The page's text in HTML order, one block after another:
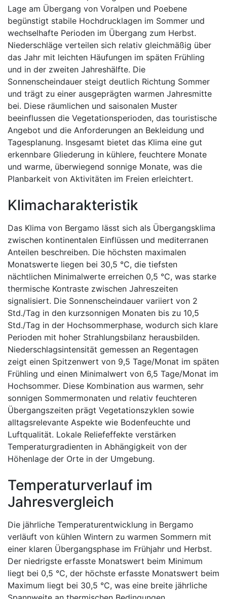
Lage am Übergang von Voralpen und Poebene
begünstigt stabile Hochdrucklagen im Sommer und
wechselhafte Perioden im Übergang zum Herbst.
Niederschläge verteilen sich relativ gleichmäßig über
das Jahr mit leichten Häufungen im späten Frühling
und in der zweiten Jahreshälfte. Die
Sonnenscheindauer steigt deutlich Richtung Sommer
und trägt zu einer ausgeprägten warmen Jahresmitte
bei. Diese räumlichen und saisonalen Muster
beeinflussen die Vegetationsperioden, das touristische
Angebot und die Anforderungen an Bekleidung und
Tagesplanung. Insgesamt bietet das Klima eine gut
erkennbare Gliederung in kühlere, feuchtere Monate
und warme, überwiegend sonnige Monate, was die
Planbarkeit von Aktivitäten im Freien erleichtert.
Klimacharakteristik
Das Klima von Bergamo lässt sich als Übergangsklima
zwischen kontinentalen Einflüssen und mediterranen
Anteilen beschreiben. Die höchsten maximalen
Monatswerte liegen bei 30,5 °C, die tiefsten
nächtlichen Minimalwerte erreichen 0,5 °C, was starke
thermische Kontraste zwischen Jahreszeiten
signalisiert. Die Sonnenscheindauer variiert von 2
Std./Tag in den kurzsonnigen Monaten bis zu 10,5
Std./Tag in der Hochsommerphase, wodurch sich klare
Perioden mit hoher Strahlungsbilanz herausbilden.
Niederschlagsintensität gemessen an Regentagen
zeigt einen Spitzenwert von 9,5 Tage/Monat im späten
Frühling und einen Minimalwert von 6,5 Tage/Monat im
Hochsommer. Diese Kombination aus warmen, sehr
sonnigen Sommermonaten und relativ feuchteren
Übergangszeiten prägt Vegetationszyklen sowie
alltagsrelevante Aspekte wie Bodenfeuchte und
Luftqualität. Lokale Reliefeffekte verstärken
Temperaturgradienten in Abhängigkeit von der
Höhenlage der Orte in der Umgebung.
Temperaturverlauf im
Jahresvergleich
Die jährliche Temperaturentwicklung in Bergamo
verläuft von kühlen Wintern zu warmen Sommern mit
einer klaren Übergangsphase im Frühjahr und Herbst.
Der niedrigste erfasste Monatswert beim Minimum
liegt bei 0,5 °C, der höchste erfasste Monatswert beim
Maximum liegt bei 30,5 °C, was eine breite jährliche